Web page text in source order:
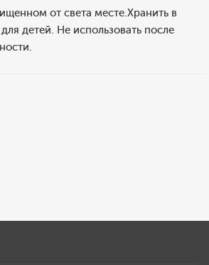
от света месте.Хранить в
детей. Не использовать после